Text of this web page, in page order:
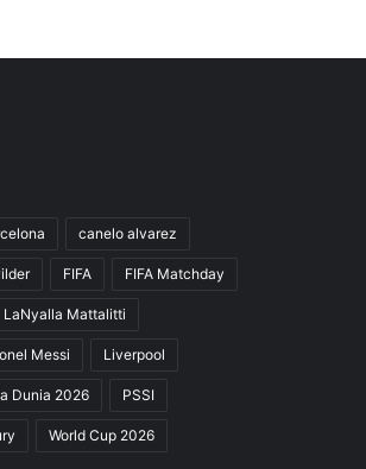
canelo alvarez
FIFA FIFA Matchday
LaNyalla Mattalitti
Messi Liverpool
Dunia 2026 PSSI
World Cup 2026